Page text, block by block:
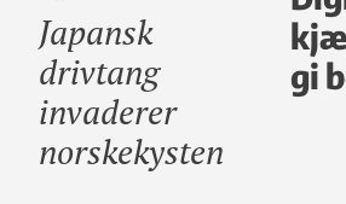
Japansk
drivtang
invaderer
norskekysten
gi